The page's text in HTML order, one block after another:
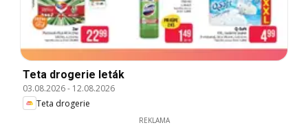
Teta drogerie leták
03.08.2026- 12.08.2026
Teta drogerie
REKLAMA